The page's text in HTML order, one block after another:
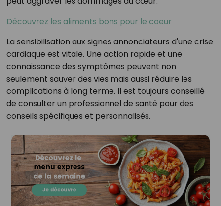
Découvrez les aliments bons pour le coeur
La sensibilisation aux signes annonciateurs d'une crise
cardiaque est vitale. Une action rapide et une
connaissance des symptômes peuvent non
seulement sauver des vies mais aussi réduire les
complications à long terme. Il est toujours conseillé
de consulter un professionnel de santé pour des
conseils spécifiques et personnalisés.